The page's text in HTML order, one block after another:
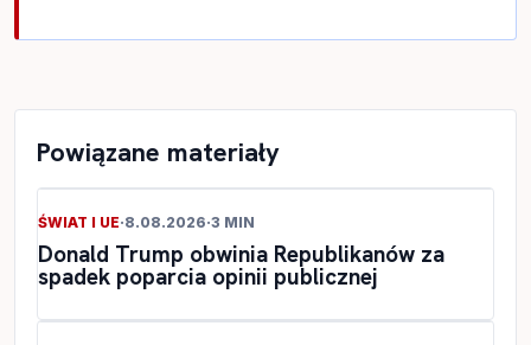
Powiązane materiały
ŚWIAT I UE·8.08.2026·3 MIN
Donald Trump obwinia Republikanów za
spadek poparcia opinii publicznej